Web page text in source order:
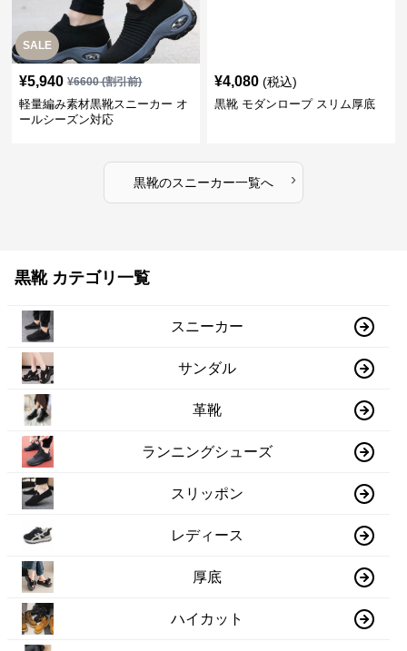
SALE
¥5,940 ¥6600(割引前)
軽量編み素材黒靴スニーカー オ
ールシーズン対応
¥4,080 (税込)
黒靴 モダンロープ スリム厚底
黒靴のスニーカー一覧へ ›
黒靴 カテゴリ一覧
スニーカー
サンダル
革靴
ランニングシューズ
スリッポン
レディース
厚底
ハイカット